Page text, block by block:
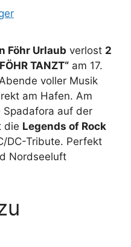
Föhr Urlaub verlost 2
TANZT“ am 17.
voller Musik
am Hafen. Am
auf der
die Legends of Rock
DC-Tribute. Perfekt
Nordseeluft